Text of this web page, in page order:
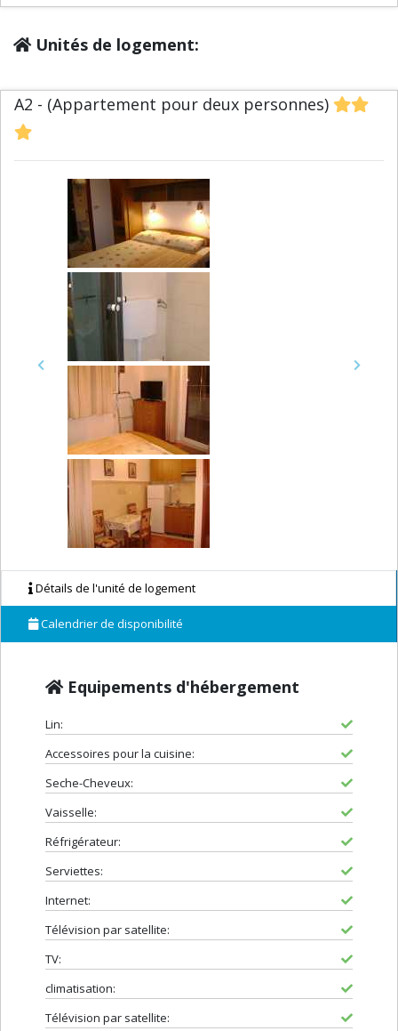
Unités de logement:
A2 - (Appartement pour deux personnes)
Previous Next
Détails de l'unité de logement
Calendrier de disponibilité
Equipements d'hébergement
Lin:
Accessoires pour la cuisine:
Seche-Cheveux:
Vaisselle:
Réfrigérateur:
Serviettes:
Internet:
Télévision par satellite:
TV:
climatisation:
Télévision par satellite: